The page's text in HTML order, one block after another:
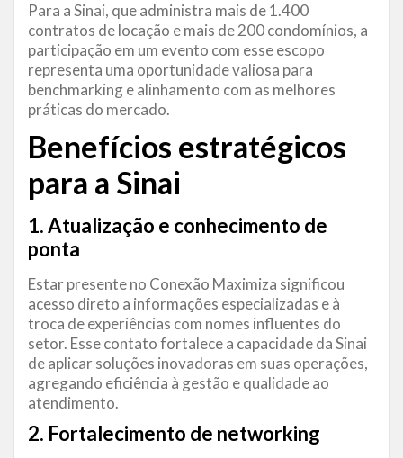
Para a Sinai, que administra mais de 1.400
contratos de locação e mais de 200 condomínios, a
participação em um evento com esse escopo
representa uma oportunidade valiosa para
benchmarking e alinhamento com as melhores
práticas do mercado.
Benefícios estratégicos
para a Sinai
1. Atualização e conhecimento de
ponta
Estar presente no Conexão Maximiza significou
acesso direto a informações especializadas e à
troca de experiências com nomes influentes do
setor. Esse contato fortalece a capacidade da Sinai
de aplicar soluções inovadoras em suas operações,
agregando eficiência à gestão e qualidade ao
atendimento.
2. Fortalecimento de networking